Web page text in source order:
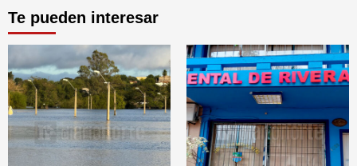
Te pueden interesar